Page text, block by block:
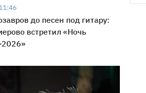
до песен под гитару:
встретил «Ночь
2026»